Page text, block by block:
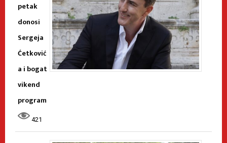
petak
donosi
Sergeja
Ćetković
a i bogat
vikend
program
421